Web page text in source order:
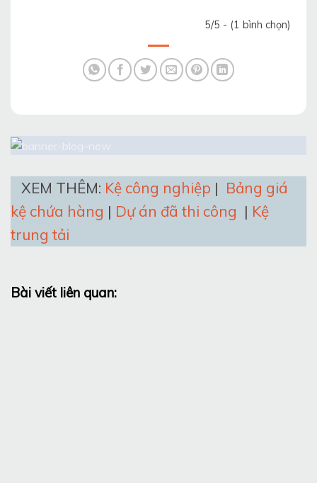
5/5 - (1 bình chọn)
XEM THÊM: Kệ công nghiệp | Bảng giá
kệ chứa hàng | Dự án đã thi công | Kệ
trung tải
Bài viết liên quan: